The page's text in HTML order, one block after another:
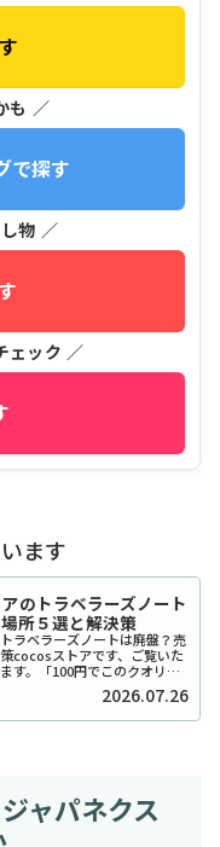
も ／
で探す
物 ／
ェック ／
ます
アのトラベラーズノート
所５選と解決策
ラベラーズノートは廃盤？売
cocosストアです、ご覧いた
す。「100円でこのクオリテ
的な人気を博したセリアのトラ
ルやカバーですが、...2026.07.26
ャパネクス